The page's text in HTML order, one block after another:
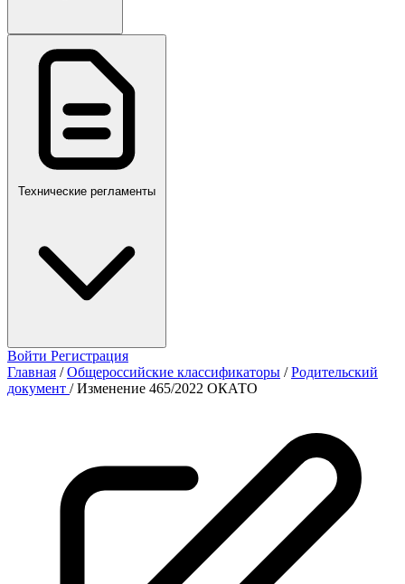
ПР,Р,ПМГ,РМГ
Технические регламенты
Войти Регистрация
Главная / Общероссийские классификаторы / Родительский
документ / Изменение 465/2022 ОКАТО